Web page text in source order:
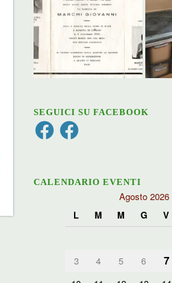
SEGUICI SU FACEBOOK
FacebookFacebook
CALENDARIO EVENTI
Agosto 2026
L
M M G V
3
4 5 6 7